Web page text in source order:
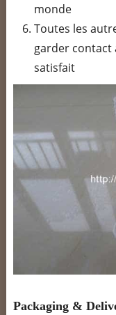
monde
Toutes les
garder contact
satisfait
Packaging &